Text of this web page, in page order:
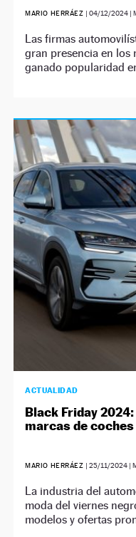
MARIO HERRÁEZ |04/12/2024 |
Las firmas
gran presencia en los
ganado popularidad
ACTUALIDAD
Black Friday
marcas de coches
MARIO HERRÁEZ |25/11/2024 |
La industria del
moda del viernes
modelos y ofertas